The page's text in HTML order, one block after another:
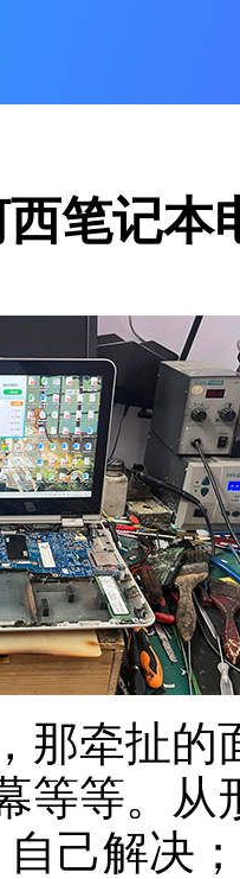
笔记本
那牵扯的
等等。从
自己解决